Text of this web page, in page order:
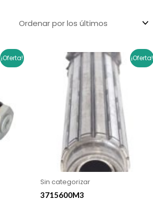
¡Oferta! ¡Oferta!
Sin categorizar
3715600M3